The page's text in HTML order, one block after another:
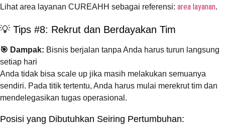
Lihat area layanan CUREAHH sebagai referensi: area layanan.
💡 Tips #8: Rekrut dan Berdayakan Tim
🎯 Dampak: Bisnis berjalan tanpa Anda harus turun langsung
setiap hari
Anda tidak bisa scale up jika masih melakukan semuanya
sendiri. Pada titik tertentu, Anda harus mulai merekrut tim dan
mendelegasikan tugas operasional.
Posisi yang Dibutuhkan Seiring Pertumbuhan: